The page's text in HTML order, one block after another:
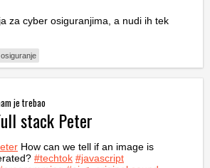
za cyber osiguranjima, a nudi ih tek
osiguranje
je trebao
stack Peter
How can we tell if an image is
#techtok #javascript